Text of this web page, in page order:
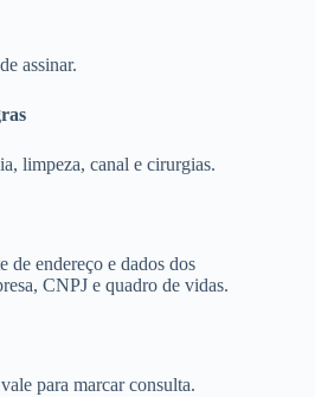
assinar.
limpeza, canal e cirurgias.
de endereço e dados dos
CNPJ e quadro de vidas.
para marcar consulta.